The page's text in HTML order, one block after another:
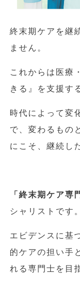
終末期ケアを継
ません。
これからは医療
きる』を支援す
時代によって変
で、変わるもの
にこそ、継続し
「終末期ケア専
シャリストです。
エビデンスに基
的ケアの担い手
れる専門士を目